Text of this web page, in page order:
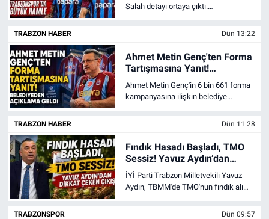
Salah detayı ortaya çıktı.
hamlesinde Salah'ın olumlu referans
TRABZON HABER Dün 13:22
Ahmet Metin Genç'ten Forma
Tartışmasına Yanıt!
Belediyeden Açıklama Geldi
Ahmet Metin Genç'in 6 bin 661 forma
kampanyasına ilişkin belediye
Büyükşehir Belediyesi'nden resmi
TRABZON HABER Dün 11:28
Fındık Hasadı Başladı, TMO
Sessiz! Yavuz Aydın’dan
Dikkat Çeken Çıkış
İYİ Parti Trabzon Milletvekili Yavuz
Aydın, TBMM'de TMO'nun fındık alım
göstererek üreticinin belirsizlik içinde
TRABZONSPOR Dün 09:57